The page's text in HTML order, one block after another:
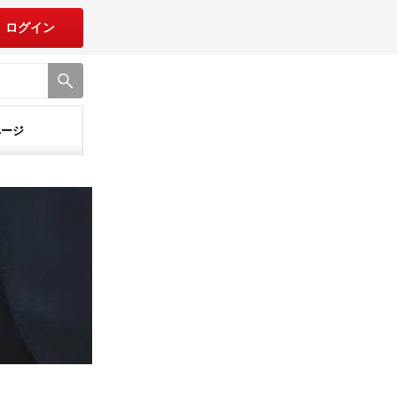
ログイン
ジ